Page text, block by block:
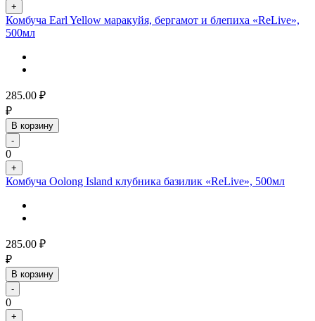
+
Комбуча Earl Yellow маракуйя, бергамот и блепиха «ReLive»,
500мл
285.00 ₽
₽
В корзину
-
0
+
Комбуча Oolong Island клубника базилик «ReLive», 500мл
285.00 ₽
₽
В корзину
-
0
+